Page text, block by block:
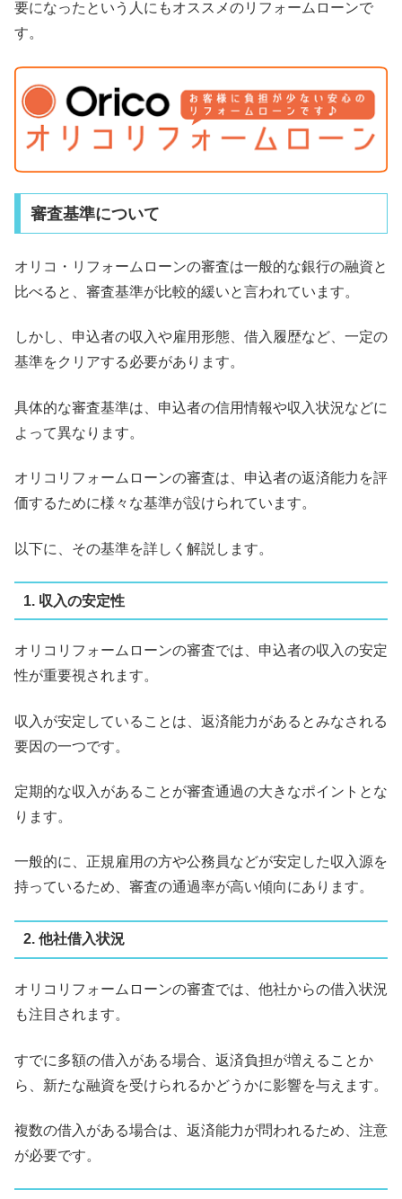
要になったという人にもオススメのリフォームローンで
す。
審査基準について
オリコ・リフォームローンの審査は一般的な銀行の融資と
比べると、審査基準が比較的緩いと言われています。
しかし、申込者の収入や雇用形態、借入履歴など、一定の
基準をクリアする必要があります。
具体的な審査基準は、申込者の信用情報や収入状況などに
よって異なります。
オリコリフォームローンの審査は、申込者の返済能力を評
価するために様々な基準が設けられています。
以下に、その基準を詳しく解説します。
1. 収入の安定性
オリコリフォームローンの審査では、申込者の収入の安定
性が重要視されます。
収入が安定していることは、返済能力があるとみなされる
要因の一つです。
定期的な収入があることが審査通過の大きなポイントとな
ります。
一般的に、正規雇用の方や公務員などが安定した収入源を
持っているため、審査の通過率が高い傾向にあります。
2. 他社借入状況
オリコリフォームローンの審査では、他社からの借入状況
も注目されます。
すでに多額の借入がある場合、返済負担が増えることか
ら、新たな融資を受けられるかどうかに影響を与えます。
複数の借入がある場合は、返済能力が問われるため、注意
が必要です。